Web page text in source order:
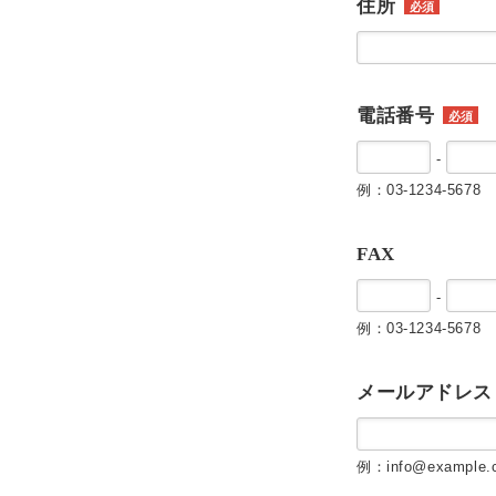
住所 必須
電話番号 必須
-
例：03-1234-5678
FAX
-
例：03-1234-5678
メールアドレス
例：